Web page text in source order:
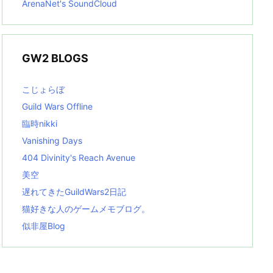
ArenaNet's SoundCloud
GW2 BLOGS
こじょらぼ
Guild Wars Offline
臨時nikki
Vanishing Days
404 Divinity's Reach Avenue
美空
遅れてきたGuildWars2日記
猫好きな人のゲームメモブログ。
似非屋Blog